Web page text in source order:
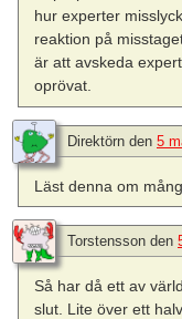
hur experter
reaktion på
är att avskeda
oprövat.
Direktörn den 5
Läst denna om
Torstensson den
Så har då ett av
slut. Lite över ett